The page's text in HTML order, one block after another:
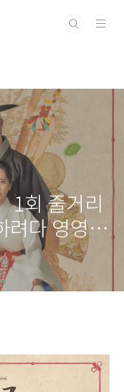
1회 줄거리
려다 영영
강철